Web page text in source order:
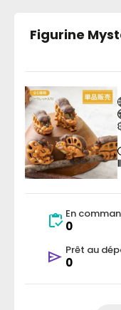
Figurine
En
0
Prêt au
0